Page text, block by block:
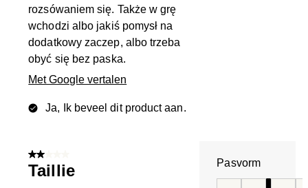
rozsówaniem się. Także w grę
wchodzi albo jakiś pomysł na
dodatkowy zaczep, albo trzeba
obyć się bez paska.
Met Google vertalen
Ja, Ik beveel dit product aan.
2 van 5 sterren.
Taillie
Pasvorm